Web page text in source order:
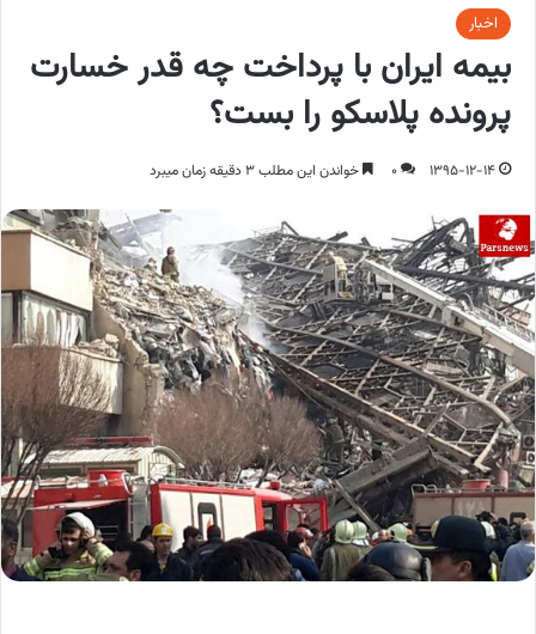
اخبار
بیمه ایران با پرداخت چه قدر خسارت
پرونده پلاسکو را بست؟
1395-12-14
0 خواندن این مطلب 3 دقیقه زمان میبرد